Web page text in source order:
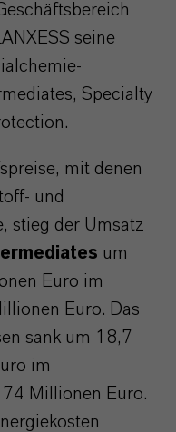
seine
Specialty
mit denen
und
stieg der Umsatz
um
Euro im
Euro. Das
sank um 18,7
im
Millionen Euro.